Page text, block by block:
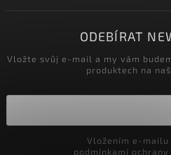
ODEBÍRAT
Vložte svůj e-mail a my vám
produktech na
podmínkami